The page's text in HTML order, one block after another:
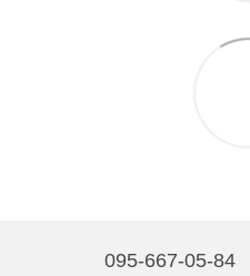
095-667-05-84